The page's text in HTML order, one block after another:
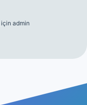
için admin